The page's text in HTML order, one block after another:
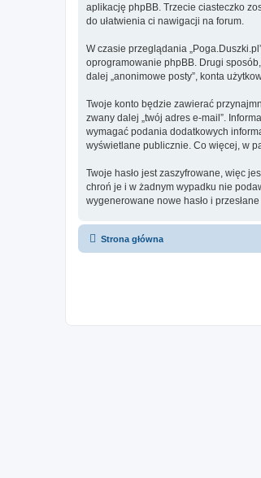
aplikację phpBB. Trzecie ciasteczko
do ułatwienia ci nawigacji na forum.
W czasie przeglądania
oprogramowanie phpBB. Drugi
dalej „anonimowe posty”, konta
Twoje konto będzie zawierać
zwany dalej „twój adres e-mail”.
wymagać podania dodatkowych
wyświetlane publicznie. Co więcej, w
Twoje hasło jest zaszyfrowane, więc
chroń je i w żadnym wypadku nie
wygenerowane nowe hasło i
Strona główna